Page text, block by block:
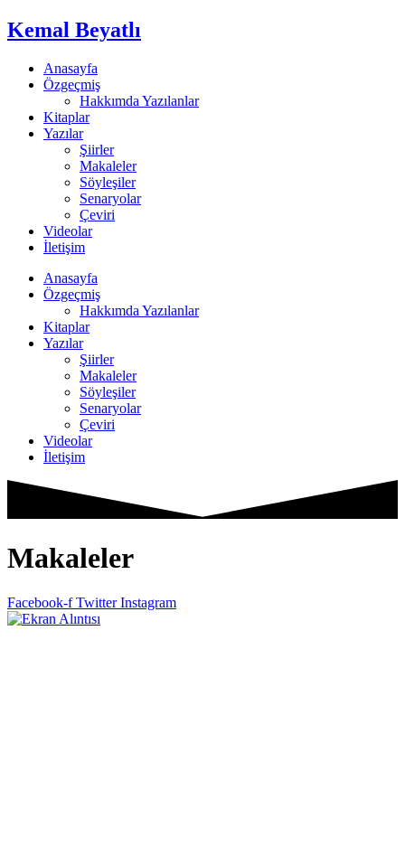
Kemal Beyatlı
Anasayfa
Özgeçmiş
Hakkımda Yazılanlar
Kitaplar
Yazılar
Şiirler
Makaleler
Söyleşiler
Senaryolar
Çeviri
Videolar
İletişim
Anasayfa
Özgeçmiş
Hakkımda Yazılanlar
Kitaplar
Yazılar
Şiirler
Makaleler
Söyleşiler
Senaryolar
Çeviri
Videolar
İletişim
Makaleler
Facebook-f Twitter Instagram